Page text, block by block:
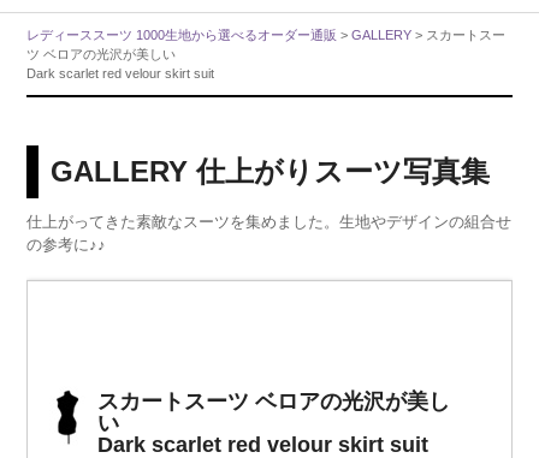
レディーススーツ 1000生地から選べるオーダー通販 >GALLERY > スカートスー
ツ ベロアの光沢が美しい
Dark scarlet red velour skirt suit
GALLERY 仕上がりスーツ写真集
仕上がってきた素敵なスーツを集めました。生地やデザインの組合せ
の参考に♪♪
スカートスーツ ベロアの光沢が美し
い
Dark scarlet red velour skirt suit